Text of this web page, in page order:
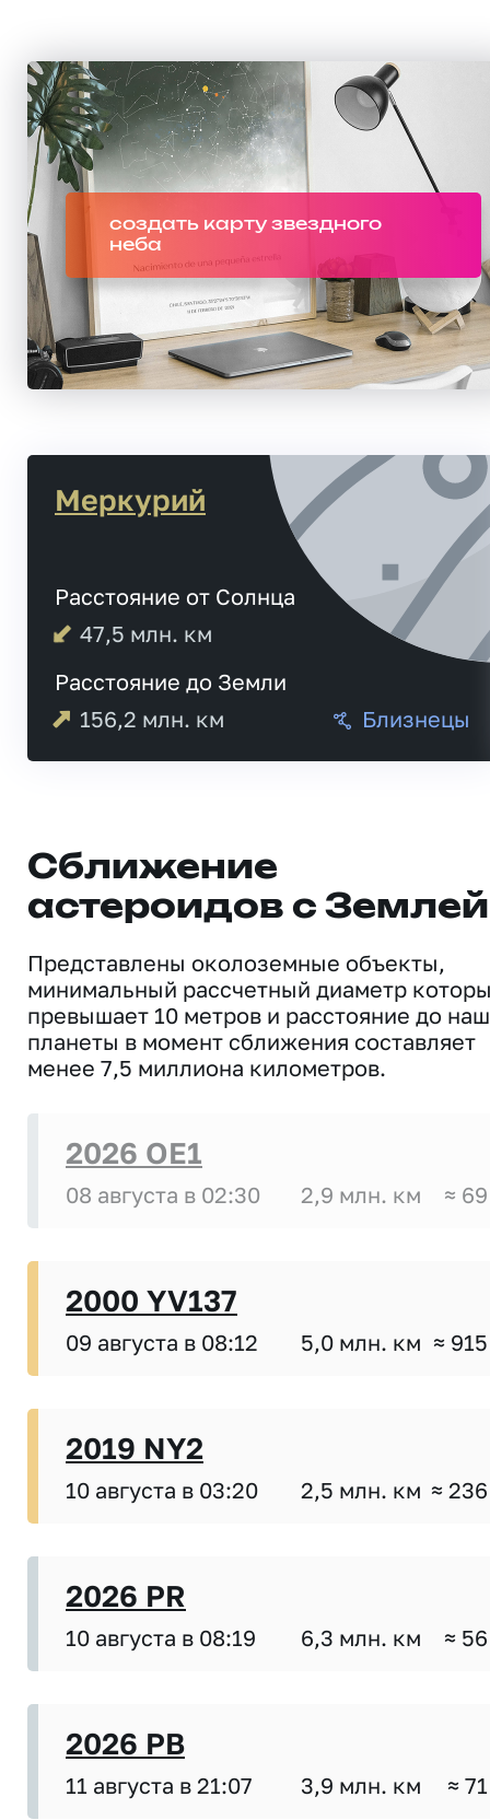
создать карту звездного
неба
Меркурий
Расстояние от Солнца
47,5 млн. км
Расстояние до Земли
156,2 млн. км Близнецы
Сближение
астероидов с Землей
Представлены околоземные объекты,
минимальный рассчетный диаметр
превышает 10 метров и расстояние до
планеты в момент сближения составляет
менее 7,5 миллиона километров.
2026 OE1
08 августа в 02:30 2,9 млн. км ≈
2000 YV137
09 августа в 08:12 5,0 млн. км ≈
2019 NY2
10 августа в 03:20 2,5 млн. км ≈
2026 PR
10 августа в 08:19 6,3 млн. км ≈
2026 PB
11 августа в 21:07 3,9 млн. км ≈